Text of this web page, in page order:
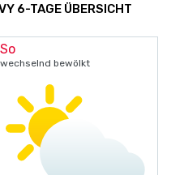
6-TAGE ÜBERSICHT
So
wechselnd bewölkt